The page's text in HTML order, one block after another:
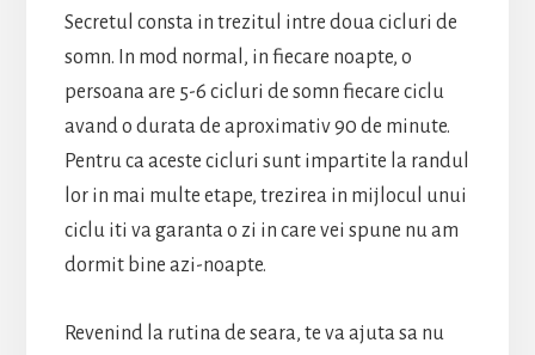
Secretul consta in trezitul intre doua cicluri de
somn. In mod normal, in fiecare noapte, o
persoana are 5-6 cicluri de somn fiecare ciclu
avand o durata de aproximativ 90 de minute.
Pentru ca aceste cicluri sunt impartite la randul
lor in mai multe etape, trezirea in mijlocul unui
ciclu iti va garanta o zi in care vei spune nu am
dormit bine azi-noapte.
Revenind la rutina de seara, te va ajuta sa nu